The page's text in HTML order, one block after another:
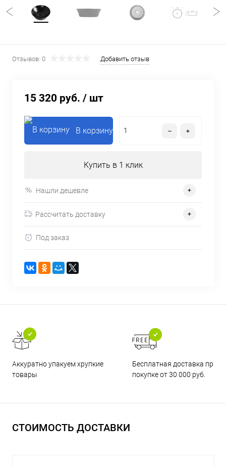
Отзывов: 0 Добавить отзыв
15 320 руб. / шт
В корзину
Купить в 1 клик
Нашли дешевле
Рассчитать доставку
Под заказ
Аккуратно упакуем хрупкие
товары
Бесплатная доставка при
покупке от 30 000 руб.
СТОИМОСТЬ ДОСТАВКИ